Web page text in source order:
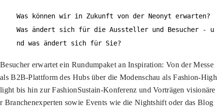
Was können wir in Zukunft von der Neonyt erwarten?
Was ändert sich für die Aussteller und Besucher - u
nd was ändert sich für Sie?
Besucher erwartet ein Rundumpaket an Inspiration: Von der Messe
als B2B-Plattform des Hubs über die Modenschau als Fashion-High
light bis hin zur FashionSustain-Konferenz und Vorträgen visionäre
r Branchenexperten sowie Events wie die Nightshift oder das Blog